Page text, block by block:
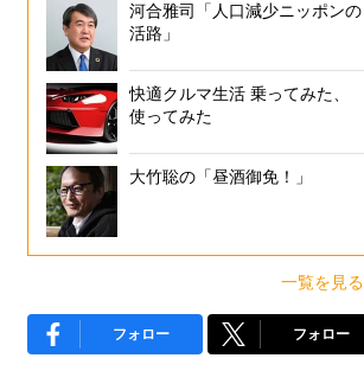
河合雅司「人口減少ニッポンの
活路」
快適クルマ生活 乗ってみた、
使ってみた
大竹聡の「昼酒御免！」
一覧を見る
フォロー フォロー